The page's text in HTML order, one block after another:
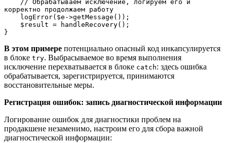
корректно продолжаем работу
    logError($e->getMessage());
    $result = handleRecovery();
}
В этом примере потенциально опасный код инкапсулируется
в блоке try. Выбрасываемое во время выполнения
исключение перехватывается в блоке catch: здесь ошибка
обрабатывается, зарегистрируется, принимаются
восстановительные меры.
Регистрация ошибок: запись диагностической информации
Логирование ошибок для диагностики проблем на
продакшене незаменимо, настроим его для сбора важной
диагностической информации: